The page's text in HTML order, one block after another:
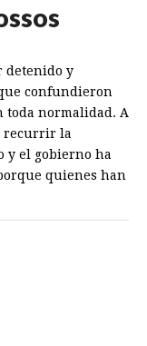
detenido y
confundieron
toda normalidad. A
recurrir la
y el gobierno ha
quienes han